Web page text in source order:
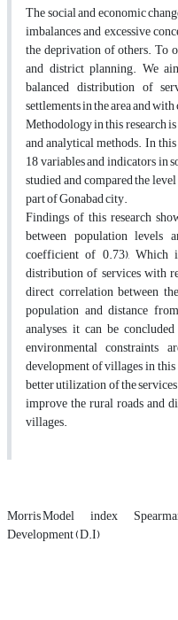
The social and economic
imbalances and excessive
the deprivation of others. To
and district planning. We
balanced distribution of
settlements in the area and
Methodology in this research
and analytical methods. In
18 variables and indicators in
studied and compared the
part of Gonabad city.
Findings of this research
between population levels
coefficient of 0.73),
distribution of services with
direct correlation between
population and distance
analyses, it can be
environmental
development of villages in
better utilization of the
improve the rural roads and
villages.
Morris Model index
Development (D.I)